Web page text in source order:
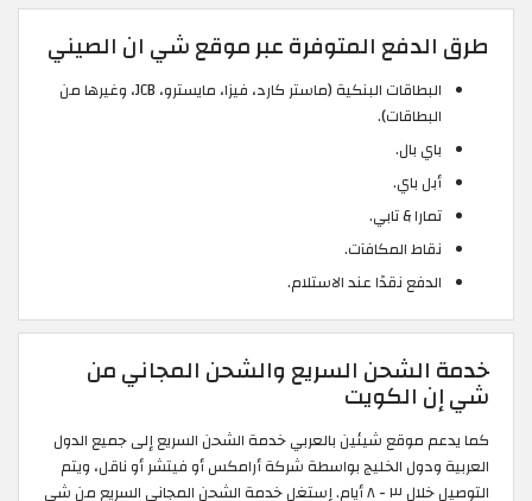
طرق الدفع المتوفرة عبر موقع شي ان الصيني
البطاقات البنكية (ماستر كارد، فيزا، مايسترو، JCB، وغيرها من
البطاقات).
باي بال.
أبل باي.
تمارا & تابي.
نقاط المكافآت.
الدفع نقدًا عند الاستلام.
خدمة الشحن السريع والشحن المجاني من
شي إن الكويت
كما يدعم موقع شيئين بالعربي خدمة الشحن السريع إلى جميع الدول
العربية ودول الخليج بواسطة شركة أرامكس أو فيتشر أو ناقل، ويتم
التوصيل خلال ٣ - ٨ أيام. إستغل خدمة الشحن المجاني السريع من شي